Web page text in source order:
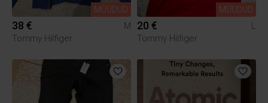
MÜÜDUD
38 €
M
Tommy Hilfiger
MÜÜDUD
20 €
L
Tommy Hilfiger